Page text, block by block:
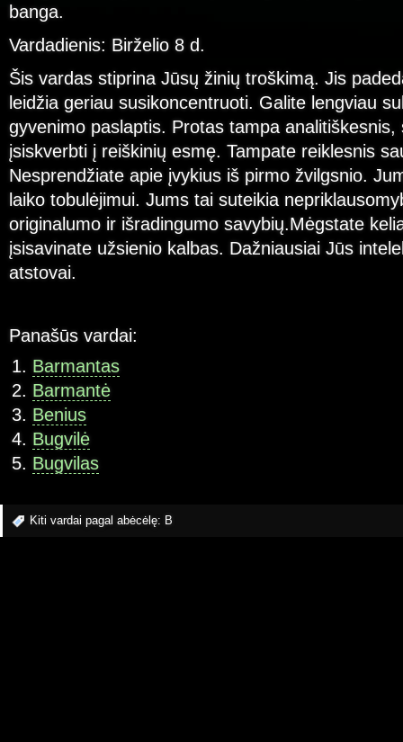
banga.
Vardadienis: Birželio 8 d.
Šis vardas stiprina Jūsų žinių troškimą. Jis
leidžia geriau susikoncentruoti. Galite lengviau
gyvenimo paslaptis. Protas tampa analitiškesnis,
įsiskverbti į reiškinių esmę. Tampate reiklesnis
Nesprendžiate apie įvykius iš pirmo žvilgsnio.
laiko tobulėjimui. Jums tai suteikia
originalumo ir išradingumo savybių.Mėgstate
įsisavinate užsienio kalbas. Dažniausiai Jūs
atstovai.
Panašūs vardai:
Barmantas
Barmantė
Benius
Bugvilė
Bugvilas
Kiti vardai pagal abėcėlę: B